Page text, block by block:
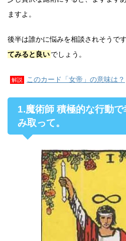
ますよ。
後半は誰かに悩みを相談されそうです
てみると良いでしょう。
解説 このカード「女帝」の意味は？
1.魔術師 積極的な行動
み取って。